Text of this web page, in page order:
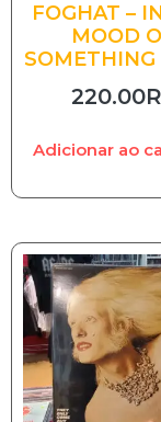
FOGHAT –
MOOD
SOMETHING
220.00
Adicionar ao